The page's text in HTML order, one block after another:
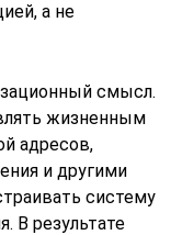
а не
смысл.
жизненным
адресов,
и другими
систему
В результате